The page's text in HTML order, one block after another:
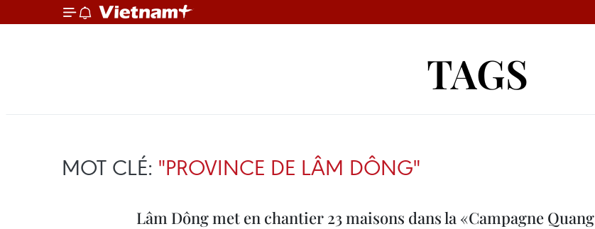
TAGS
MOT CLÉ: "PROVINCE DE LÂM DÔNG"
Lâm Dông met en chantier 23 maisons dans la «Campagne Quang